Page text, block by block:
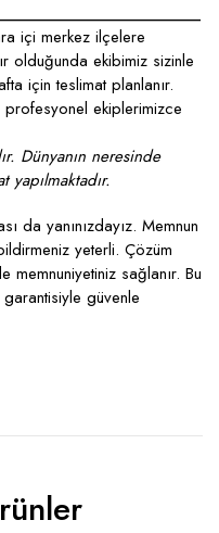
içi merkez ilçelere
olduğunda ekibimiz sizinle
için teslimat planlanır.
ekiplerimizce
Dünyanın neresinde
yapılmaktadır.
da yanınızdayız. Memnun
yeterli. Çözüm
memnuniyetiniz sağlanır. Bu
güvenle